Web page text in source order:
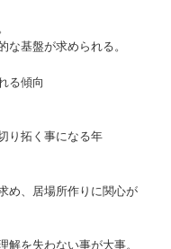
基盤が求められる。
る傾向
り拓く事になる年
め、居場所作りに関心が
を失わない事が大事。